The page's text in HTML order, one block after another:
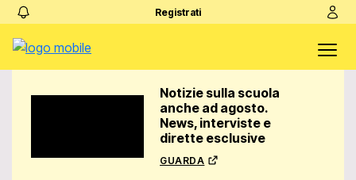
Registrati
Notizie sulla scuola
anche ad agosto.
News, interviste e
dirette esclusive
guarda